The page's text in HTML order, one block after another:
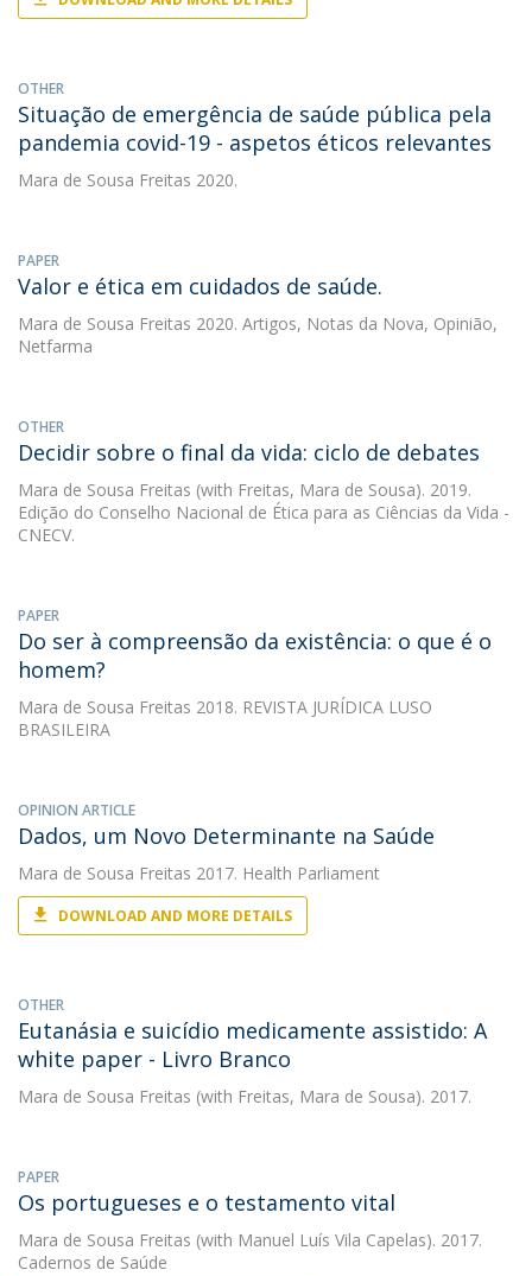
OTHER
Situação de emergência de saúde pública pela
pandemia covid-19 - aspetos éticos relevantes
Mara de Sousa Freitas 2020.
PAPER
Valor e ética em cuidados de saúde.
Mara de Sousa Freitas 2020. Artigos, Notas da Nova, Opinião,
Netfarma
OTHER
Decidir sobre o final da vida: ciclo de debates
Mara de Sousa Freitas (with Freitas, Mara de Sousa). 2019.
Edição do Conselho Nacional de Ética para as Ciências da Vida -
CNECV.
PAPER
Do ser à compreensão da existência: o que é o
homem?
Mara de Sousa Freitas 2018. REVISTA JURÍDICA LUSO
BRASILEIRA
OPINION ARTICLE
Dados, um Novo Determinante na Saúde
Mara de Sousa Freitas 2017. Health Parliament
DOWNLOAD AND MORE DETAILS
OTHER
Eutanásia e suicídio medicamente assistido: A
white paper - Livro Branco
Mara de Sousa Freitas (with Freitas, Mara de Sousa). 2017.
PAPER
Os portugueses e o testamento vital
Mara de Sousa Freitas (with Manuel Luís Vila Capelas). 2017.
Cadernos de Saúde